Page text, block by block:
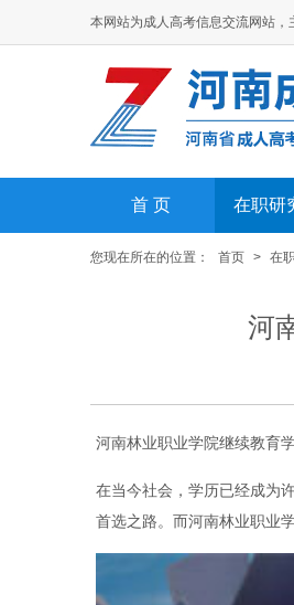
本网站为成人高考信息交流网站，
首 页 在职研
您现在所在的位置： 首页 > 在
河
河南林业职业学院继续教育
在当今社会，学历已经成为
首选之路。而河南林业职业